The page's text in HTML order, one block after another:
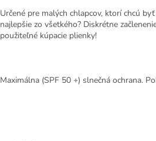
Určené pre malých chlapcov, ktorí chcú
najlepšie zo všetkého? Diskrétne
použiteľné kúpacie plienky!
Maximálna (SPF 50 +) slnečná ochrana.